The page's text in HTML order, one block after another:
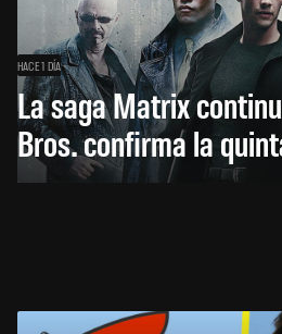
HACE 1 DÍA
La saga Matrix
Bros. confirma la